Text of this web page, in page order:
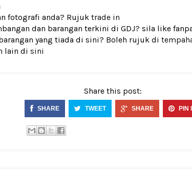
fotografi anda? Rujuk trade in
dan barangan terkini di GDJ? sila like
yang tiada di sini? Boleh rujuk di
lain di sini
Share this post:
SHARE TWEET SHARE PIN